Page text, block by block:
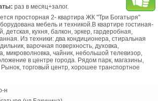
раз в месяц+залог.
просторная 2- квартира ЖК "Три Богатыря"
мебель и техникой.В квартире гостиная-
детская, кухня, балкон, эркер, гардеробная,
Из техники: два кондиционера, стиральная
варочная поверхность, духовка,
микроволновка, чайник, небольшой телевизор,
в центре города. Рядом парк, магазины,
торговый центр, хорошее транспортное
н